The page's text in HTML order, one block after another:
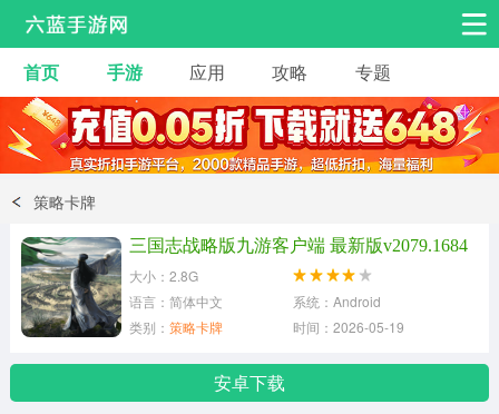
安卓手游 手游工具
热门手游 角色扮演 益智休闲
动作射击
冒险解谜
体育竞技
首页 手游 应用 攻略 专题
策略卡牌
三国志战略版九游客户端 最新版v2079.1684
大小：2.8G
语言：简体中文
系统：Android
类别： 策略卡牌 时间：2026-05-19
安卓下载